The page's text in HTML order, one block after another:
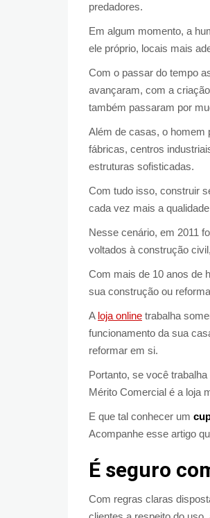
predadores.
Em algum momento, a
ele próprio, locais mais
Com o passar do tempo
avançaram, com a
também passaram por
Além de casas, o homem
fábricas, centros
estruturas sofisticadas.
Com tudo isso, construir
cada vez mais a
Nesse cenário, em 2011
voltados à construção
Com mais de 10 anos de
sua construção ou
A loja online trabalha
funcionamento da sua
reformar em si.
Portanto, se você
Mérito Comercial é a loja
E que tal conhecer um
Acompanhe esse artigo
É seguro
Com regras claras